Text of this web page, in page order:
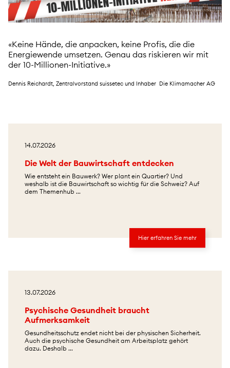
«Keine Hände, die anpacken, keine Profis, die die
Energiewende umsetzen. Genau das riskieren wir mit
der 10-Millionen-Initiative.»
Dennis Reichardt, Zentralvorstand suissetec und Inhaber Die Klimamacher AG
14.07.2026
Die Welt der Bauwirtschaft entdecken
Wie entsteht ein Bauwerk? Wer plant ein Quartier? Und
weshalb ist die Bauwirtschaft so wichtig für die Schweiz? Auf
dem Themenhub ...
Hier erfahren Sie mehr
13.07.2026
Psychische Gesundheit braucht
Aufmerksamkeit
Gesundheitsschutz endet nicht bei der physischen Sicherheit.
Auch die psychische Gesundheit am Arbeitsplatz gehört
dazu. Deshalb ...